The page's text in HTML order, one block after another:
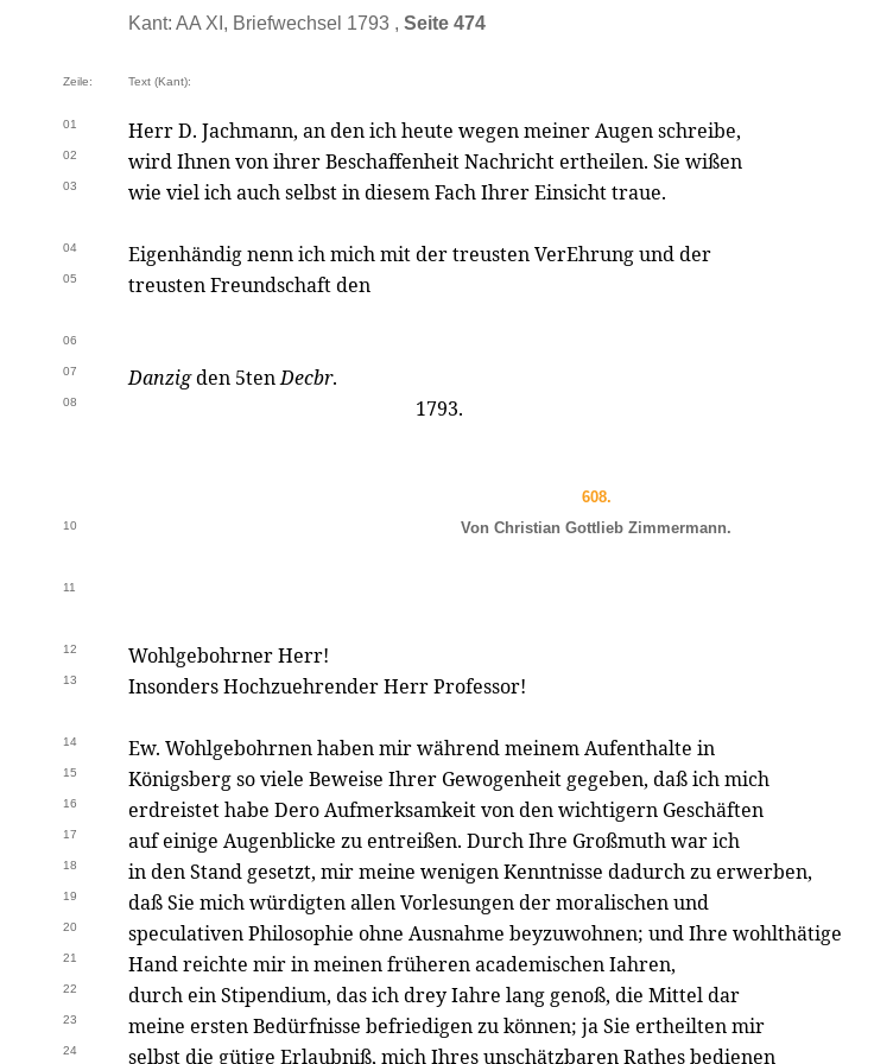
Kant: AA XI, Briefwechsel 1793 , Seite 474
Zeile: Text (Kant):
01 Herr D. Jachmann, an den ich heute wegen meiner Augen schreibe,
02 wird Ihnen von ihrer Beschaffenheit Nachricht ertheilen. Sie wißen
03 wie viel ich auch selbst in diesem Fach Ihrer Einsicht traue.
04 Eigenhändig nenn ich mich mit der treusten VerEhrung und der
05 treusten Freundschaft den
06
07 Danzigden 5tenDecbr.
08 1793.
608.
10 Von Christian Gottlieb Zimmermann.
11
12 Wohlgebohrner Herr!
13 Insonders Hochzuehrender Herr Professor!
14 Ew. Wohlgebohrnen haben mir während meinem Aufenthalte in
15 Königsberg so viele Beweise Ihrer Gewogenheit gegeben, daß ich mich
16 erdreistet habe Dero Aufmerksamkeit von den wichtigern Geschäften
17 auf einige Augenblicke zu entreißen. Durch Ihre Großmuth war ich
18 in den Stand gesetzt, mir meine wenigen Kenntnisse dadurch zu erwerben,
19 daß Sie mich würdigten allen Vorlesungen der moralischen und
20 speculativen Philosophie ohne Ausnahme beyzuwohnen; und Ihre wohlthätige
21 Hand reichte mir in meinen früheren academischen Iahren,
22 durch ein Stipendium, das ich drey Iahre lang genoß, die Mittel dar
23 meine ersten Bedürfnisse befriedigen zu können; ja Sie ertheilten mir
24 selbst die gütige Erlaubniß, mich Ihres unschätzbaren Rathes bedienen